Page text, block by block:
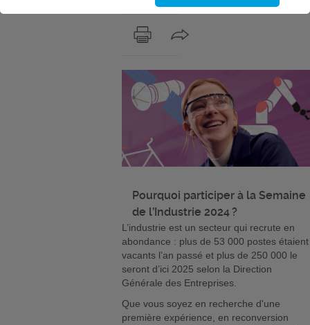
Pourquoi participer à la Semaine
de l’Industrie 2024 ?
L’industrie est un secteur qui recrute en
abondance : plus de 53 000 postes étaient
vacants l’an passé et plus de 250 000 le
seront d’ici 2025 selon la Direction
Générale des Entreprises.
Que vous soyez en recherche d'une
première expérience, en reconversion